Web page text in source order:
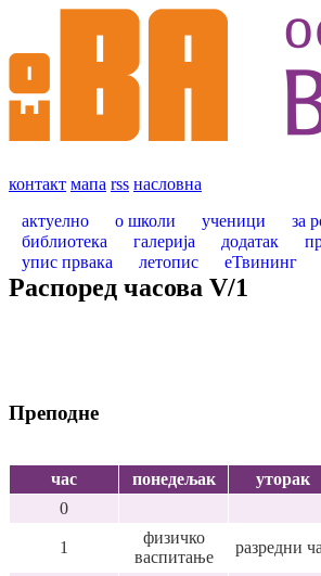
контакт мапа rss насловна
актуелно
о школи ученици
за
библиотека
галерија додатак
упис првака
летопис еТвининг
Распоред часова V/1
Преподне
час понедељак уторак
0
1
физичко
васпитање
разредни